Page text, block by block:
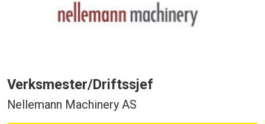
Verksmester/Driftssjef
Nellemann Machinery AS